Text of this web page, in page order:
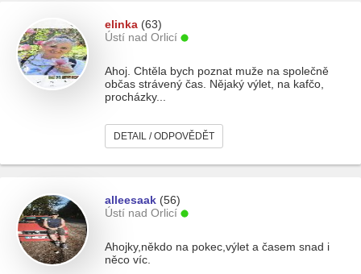
elinka (63)
Ústí nad Orlicí
Ahoj. Chtěla bych poznat muže na společně
občas strávený čas. Nějaký výlet, na kafčo,
procházky...
DETAIL / ODPOVĚDĚT
alleesaak (56)
Ústí nad Orlicí
Ahojky,někdo na pokec,výlet a časem snad i
něco víc.